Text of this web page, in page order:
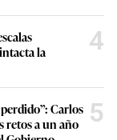
la
4
Carlos
retos a un año
5